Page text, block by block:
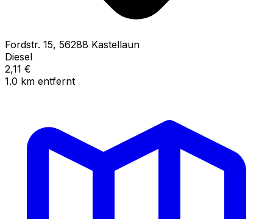
Fordstr. 15, 56288 Kastellaun
Diesel
2,11 €
1.0 km entfernt